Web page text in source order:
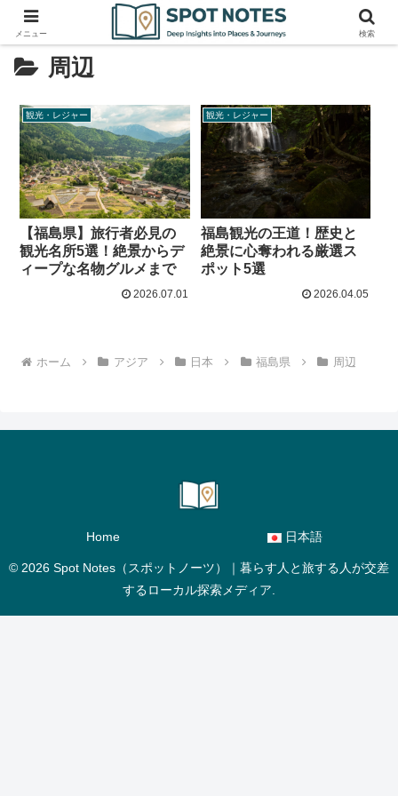
周辺
観光・レジャー
【福島県】旅行者必見の
観光名所5選！絶景からデ
ィープな名物グルメまで
2026.07.01
観光・レジャー
福島観光の王道！歴史と
絶景に心奪われる厳選ス
ポット5選
2026.04.05
ホーム アジア 日本 福島県 周辺
Home 日本語
© 2026 Spot Notes（スポットノーツ）｜暮らす人と旅する人が交差
するローカル探索メディア.
メニュー 検索